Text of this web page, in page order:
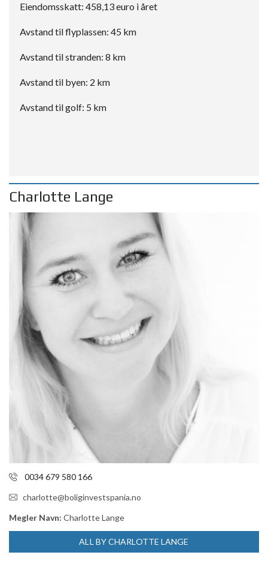
Eiendomsskatt: 458,13 euro i året
Avstand til flyplassen: 45 km
Avstand til stranden: 8 km
Avstand til byen: 2 km
Avstand til golf: 5 km
Charlotte Lange
0034 679 580 166
charlotte@boliginvestspania.no
Megler Navn: Charlotte Lange
ALL BY CHARLOTTE LANGE